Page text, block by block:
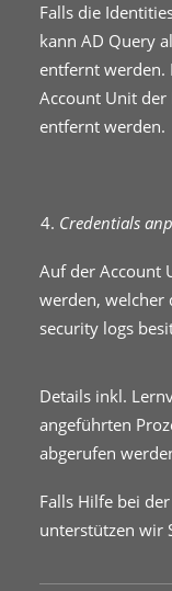
Falls die
kann AD Query
entfernt werden.
Account Unit der
entfernt werden.
Credentials
Auf der Account
werden, welcher
security logs
Details inkl.
angeführten
abgerufen
Falls Hilfe bei
unterstützen wir